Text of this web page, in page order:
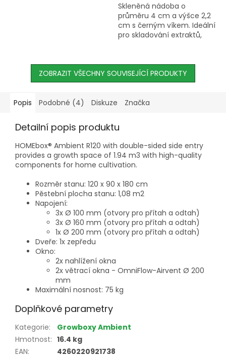
Skleněná nádoba o
průměru 4 cm a výšce 2,2
cm s černým víkem. Ideální
pro skladování extraktů,
ZOBRAZIT VŠECHNY SOUVISEJÍCÍ PRODUKTY
Popis Podobné (4) Diskuze Značka
Detailní popis produktu
HOMEbox® Ambient R120 with double-sided side entry
provides a growth space of 1.94 m3 with high-quality
components for home cultivation.
Rozměr stanu: 120 x 90 x 180 cm
Pěstební plocha stanu: 1,08 m2
Napojení:
3x Ø 100 mm (otvory pro přítah a odtah)
3x Ø 160 mm (otvory pro přítah a odtah)
1x Ø 200 mm (otvory pro přítah a odtah)
Dveře: 1x zepředu
Okno:
2x nahlížení okna
2x větrací okna - OmniFlow-Airvent Ø 200
mm
Maximální nosnost: 75 kg
Doplňkové parametry
Kategorie:
Growboxy Ambient
Hmotnost: 16.4 kg
EAN:
4260220921738